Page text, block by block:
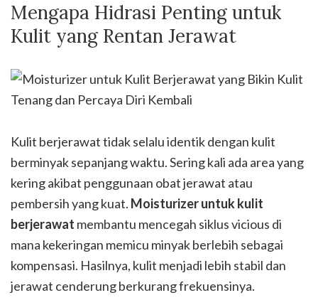
Mengapa Hidrasi Penting untuk
Kulit yang Rentan Jerawat
Kulit berjerawat tidak selalu identik dengan kulit
berminyak sepanjang waktu. Sering kali ada area yang
kering akibat penggunaan obat jerawat atau
pembersih yang kuat. Moisturizer untuk kulit
berjerawat membantu mencegah siklus vicious di
mana kekeringan memicu minyak berlebih sebagai
kompensasi. Hasilnya, kulit menjadi lebih stabil dan
jerawat cenderung berkurang frekuensinya.